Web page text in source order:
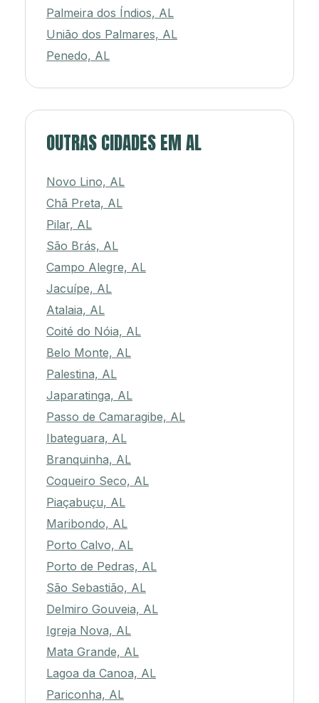
Palmeira dos Índios, AL
União dos Palmares, AL
Penedo, AL
OUTRAS CIDADES EM AL
Novo Lino, AL
Chã Preta, AL
Pilar, AL
São Brás, AL
Campo Alegre, AL
Jacuípe, AL
Atalaia, AL
Coité do Nóia, AL
Belo Monte, AL
Palestina, AL
Japaratinga, AL
Passo de Camaragibe, AL
Ibateguara, AL
Branquinha, AL
Coqueiro Seco, AL
Piaçabuçu, AL
Maribondo, AL
Porto Calvo, AL
Porto de Pedras, AL
São Sebastião, AL
Delmiro Gouveia, AL
Igreja Nova, AL
Mata Grande, AL
Lagoa da Canoa, AL
Pariconha, AL